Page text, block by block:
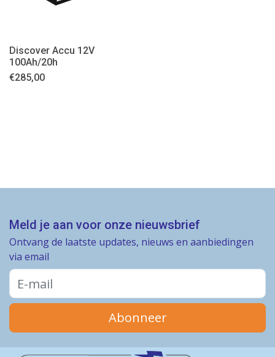
Discover Accu 12V
100Ah/20h
€285,00
Meld je aan voor onze nieuwsbrief
Ontvang de laatste updates, nieuws en aanbiedingen
via email
Abonneer